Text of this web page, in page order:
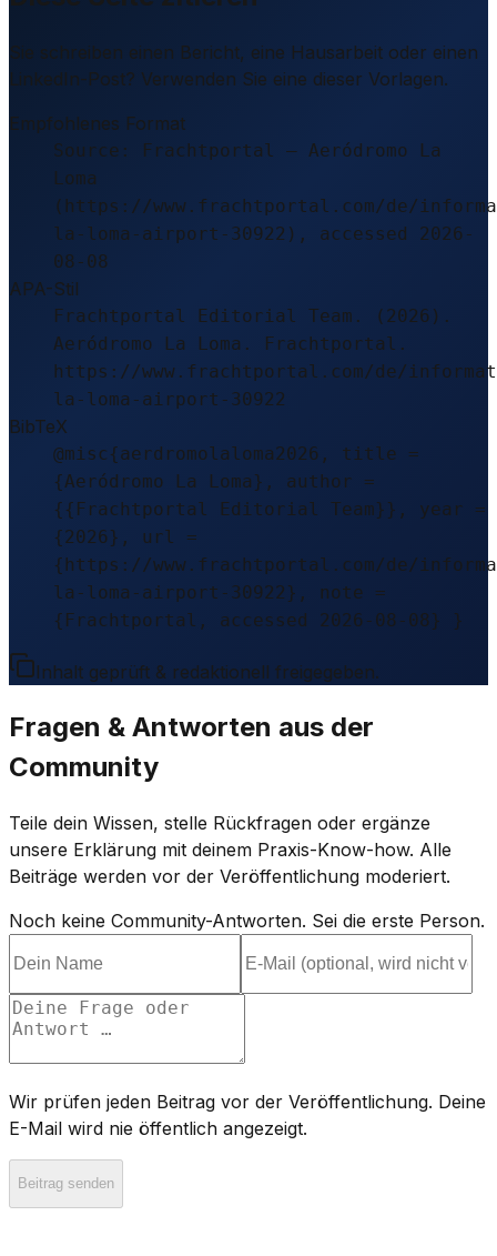
Sie schreiben einen Bericht, eine Hausarbeit oder einen
LinkedIn-Post? Verwenden Sie eine dieser Vorlagen.
Empfohlenes Format
Source: Frachtportal – Aeródromo La
Loma
(https://www.frachtportal.com/de/
la-loma-airport-30922), accessed 2026-
08-08
APA-Stil
Frachtportal Editorial Team. (2026).
Aeródromo La Loma. Frachtportal.
https://www.frachtportal.com/de/
la-loma-airport-30922
BibTeX
@misc{aerdromolaloma2026, title =
{Aeródromo La Loma}, author =
{{Frachtportal Editorial Team}}, year =
{2026}, url =
{https://www.frachtportal.com/de/
la-loma-airport-30922}, note =
{Frachtportal, accessed 2026-08-08} }
Inhalt geprüft & redaktionell freigegeben.
Fragen & Antworten aus der
Community
Teile dein Wissen, stelle Rückfragen oder ergänze
unsere Erklärung mit deinem Praxis-Know-how. Alle
Beiträge werden vor der Veröffentlichung moderiert.
Noch keine Community-Antworten. Sei die erste Person.
Wir prüfen jeden Beitrag vor der Veröffentlichung. Deine
E-Mail wird nie öffentlich angezeigt.
Beitrag senden